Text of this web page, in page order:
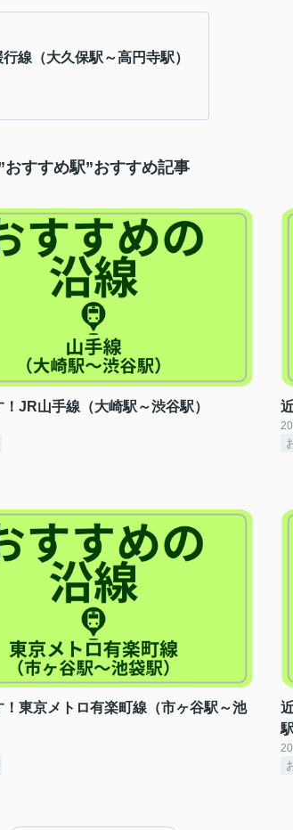
線（大久保駅～高円寺駅）
おすすめ駅”おすすめ記事
JR山手線（大崎駅～渋谷駅）
！東京メトロ有楽町線（市ヶ谷駅～池